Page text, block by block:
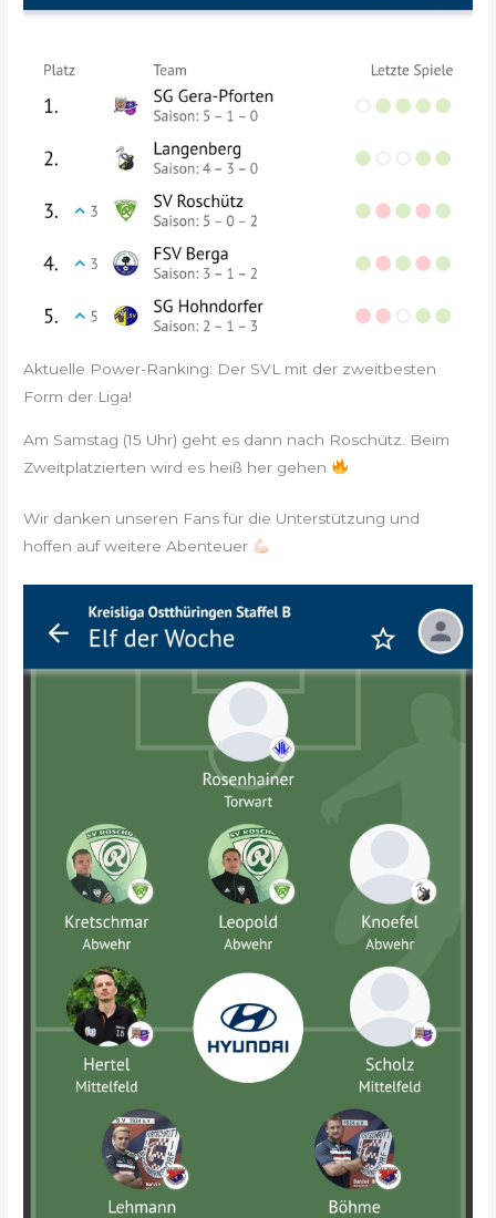
Aktuelle Power-Ranking: Der SVL mit der zweitbesten
Form der Liga!
Am Samstag (15 Uhr) geht es dann nach Roschütz. Beim
Zweitplatzierten wird es heiß her gehen
Wir danken unseren Fans für die Unterstützung und
hoffen auf weitere Abenteuer